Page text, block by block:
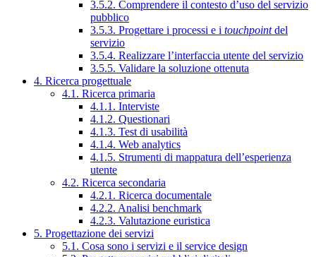
3.5.2. Comprendere il contesto d’uso del servizio
pubblico
3.5.3. Progettare i processi e i touchpointdel
servizio
3.5.4. Realizzare l’interfaccia utente del servizio
3.5.5. Validare la soluzione ottenuta
4. Ricerca progettuale
4.1. Ricerca primaria
4.1.1. Interviste
4.1.2. Questionari
4.1.3. Test di usabilità
4.1.4. Web analytics
4.1.5. Strumenti di mappatura dell’esperienza
utente
4.2. Ricerca secondaria
4.2.1. Ricerca documentale
4.2.2. Analisi benchmark
4.2.3. Valutazione euristica
5. Progettazione dei servizi
5.1. Cosa sono i servizi e il service design